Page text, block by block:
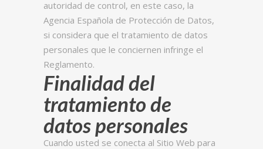
autoridad de control, en este caso, la
Agencia Española de Protección de Datos,
si considera que el tratamiento de datos
personales que le conciernen infringe el
Reglamento.
Finalidad del
tratamiento de
datos personales
Cuando usted se conecta al Sitio Web para